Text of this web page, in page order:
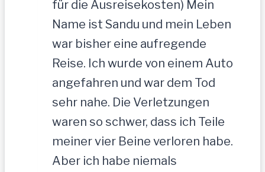
für die Ausreisekosten) Mein
Name ist Sandu und mein Leben
war bisher eine aufregende
Reise. Ich wurde von einem Auto
angefahren und war dem Tod
sehr nahe. Die Verletzungen
waren so schwer, dass ich Teile
meiner vier Beine verloren habe.
Aber ich habe niemals